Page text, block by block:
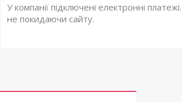
У компанії підключені електронні
не покидаючи сайту.